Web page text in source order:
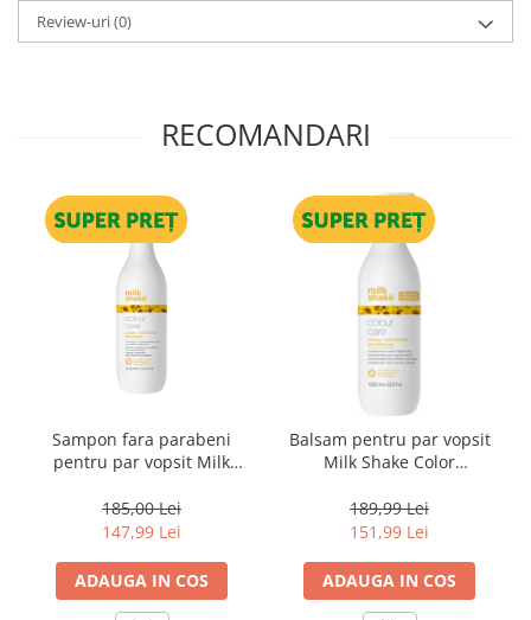
Review-uri(0)
RECOMANDARI
Sampon fara parabeni
pentru par vopsit Milk
New, 1000 ml
185,00 Lei
147,99 Lei
ADAUGA IN COS
Balsam pentru par vopsit
Milk Shake Color
189,99 Lei
151,99 Lei
ADAUGA IN COS